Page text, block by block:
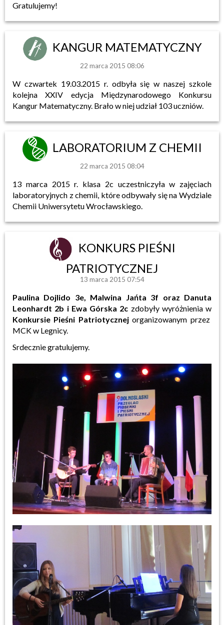
Gratulujemy!
KANGUR MATEMATYCZNY
22 marca 2015 08:06
W czwartek 19.03.2015 r. odbyła się w naszej szkole
kolejna XXIV edycja Międzynarodowego Konkursu
Kangur Matematyczny. Brało w niej udział 103 uczniów.
LABORATORIUM Z CHEMII
22 marca 2015 08:04
13 marca 2015 r. klasa 2c uczestniczyła w zajęciach
laboratoryjnych z chemii, które odbywały się na Wydziale
Chemii Uniwersytetu Wrocławskiego.
KONKURS PIEŚNI
PATRIOTYCZNEJ
13 marca 2015 07:54
Paulina Dojlido 3e, Malwina Jańta 3f oraz Danuta
Leonhardt 2b i Ewa Górska 2c zdobyły wyróżnienia w
Konkursie Pieśni Patriotycznejorganizowanym przez
MCK w Legnicy.
Srdecznie gratulujemy.